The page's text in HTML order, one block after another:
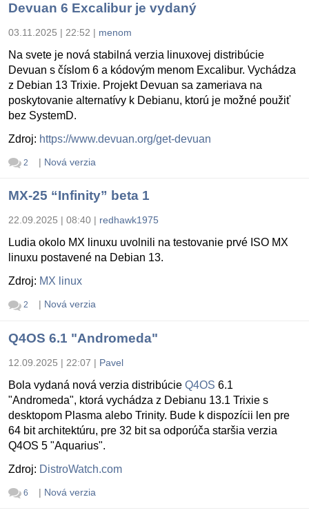
Devuan 6 Excalibur je vydaný
03.11.2025 | 22:52 | menom
Na svete je nová stabilná verzia linuxovej distribúcie
Devuan s číslom 6 a kódovým menom Excalibur. Vychádza
z Debian 13 Trixie. Projekt Devuan sa zameriava na
poskytovanie alternatívy k Debianu, ktorú je možné použiť
bez SystemD.
Zdroj: https://www.devuan.org/get-devuan
2 | Nová verzia
MX-25 “Infinity” beta 1
22.09.2025 | 08:40 | redhawk1975
Ludia okolo MX linuxu uvolnili na testovanie prvé ISO MX
linuxu postavené na Debian 13.
Zdroj: MX linux
2 | Nová verzia
Q4OS 6.1 "Andromeda"
12.09.2025 | 22:07 | Pavel
Bola vydaná nová verzia distribúcie Q4OS 6.1
"Andromeda", ktorá vychádza z Debianu 13.1 Trixie s
desktopom Plasma alebo Trinity. Bude k dispozícii len pre
64 bit architektúru, pre 32 bit sa odporúča staršia verzia
Q4OS 5 "Aquarius".
Zdroj: DistroWatch.com
6 | Nová verzia